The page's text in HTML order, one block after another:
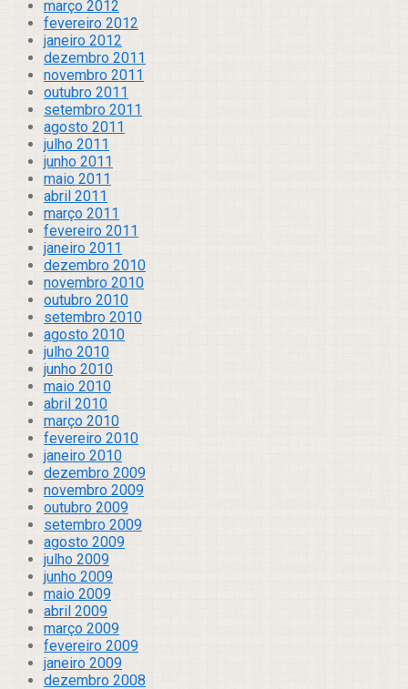
março 2012
fevereiro 2012
janeiro 2012
dezembro 2011
novembro 2011
outubro 2011
setembro 2011
agosto 2011
julho 2011
junho 2011
maio 2011
abril 2011
março 2011
fevereiro 2011
janeiro 2011
dezembro 2010
novembro 2010
outubro 2010
setembro 2010
agosto 2010
julho 2010
junho 2010
maio 2010
abril 2010
março 2010
fevereiro 2010
janeiro 2010
dezembro 2009
novembro 2009
outubro 2009
setembro 2009
agosto 2009
julho 2009
junho 2009
maio 2009
abril 2009
março 2009
fevereiro 2009
janeiro 2009
dezembro 2008